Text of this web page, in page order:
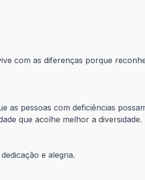
com as diferenças porque
as pessoas com deficiências
que acolhe melhor a diversidade.
e alegria.